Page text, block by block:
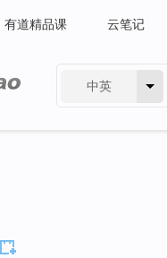
有道精品课 云笔记
中英